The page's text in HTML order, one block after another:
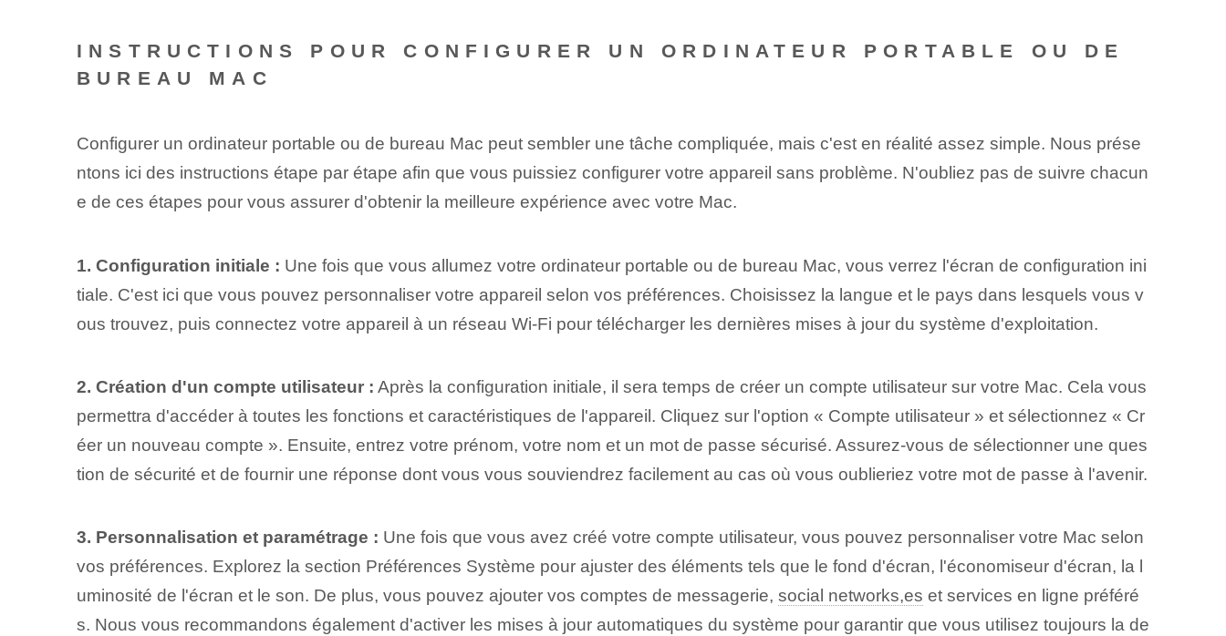
INSTRUCTIONS POUR CONFIGURER UN ORDINATEUR PORTABLE OU DE
BUREAU MAC
Configurer un ordinateur portable ou de bureau Mac peut sembler une tâche compliquée, mais c'est en réalité assez simple. Nous prése
ntons ici des instructions étape par étape afin que vous puissiez configurer votre appareil sans problème. N'oubliez pas de suivre chacun
e de ces étapes pour vous assurer d'obtenir la meilleure expérience avec votre Mac.
1. Configuration initiale : Une fois que vous allumez votre ordinateur portable ou de bureau Mac, vous verrez l'écran de configuration ini
tiale. C'est ici que vous pouvez personnaliser votre appareil selon vos préférences. Choisissez la langue et le pays dans lesquels vous v
ous trouvez, puis connectez votre appareil à un réseau Wi-Fi pour télécharger les dernières mises à jour du système d'exploitation.
2. Création d'un compte utilisateur : Après la configuration initiale, il sera temps de créer un compte utilisateur sur votre Mac. Cela vous
permettra d'accéder à toutes les fonctions et caractéristiques de l'appareil. Cliquez sur l'option « Compte utilisateur » et sélectionnez « Cr
éer un nouveau compte ». Ensuite, entrez votre prénom, votre nom et un mot de passe sécurisé. Assurez-vous de sélectionner une ques
tion de sécurité et de fournir une réponse dont vous vous souviendrez facilement au cas où vous oublieriez votre mot de passe à l'avenir.
3. Personnalisation et paramétrage : Une fois que vous avez créé votre compte utilisateur, vous pouvez personnaliser votre Mac selon
vos préférences. Explorez la section Préférences Système pour ajuster des éléments tels que le fond d'écran, l'économiseur d'écran, la l
uminosité de l'écran et le son. De plus, vous pouvez ajouter vos comptes de messagerie, social networks,es et services en ligne préféré
s. Nous vous recommandons également d'activer les mises à jour automatiques du système pour garantir que vous utilisez toujours la de